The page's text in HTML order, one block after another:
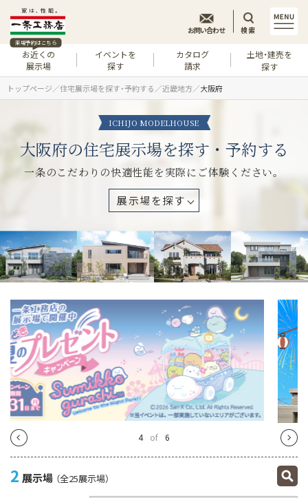
来場予約はこちら
お近くの
展示場
イベントを
探す
カタログ
請求
土地・建売を
探す
お問い合わせ 検索
トップページ 住宅展示場を探す・予約する 近畿地方 大阪府
ICHIJO MODELHOUSE
大阪府の住宅展示場を探す・予約する
一条のこだわりの快適性能を実際にご体験ください。
展示場を探す
4 of 6
2 展示場 （全25展示場）